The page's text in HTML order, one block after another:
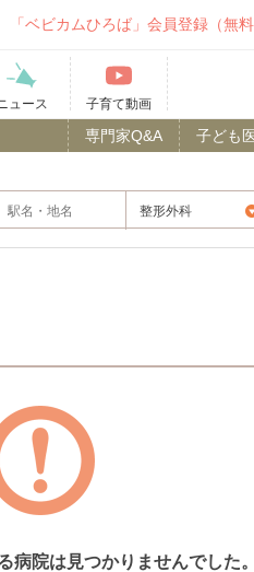
「ベビカムひろば」会員登録（無料
ュース 子育て動画
子ども
専門家Q&A
病院は見つかりませんでした。